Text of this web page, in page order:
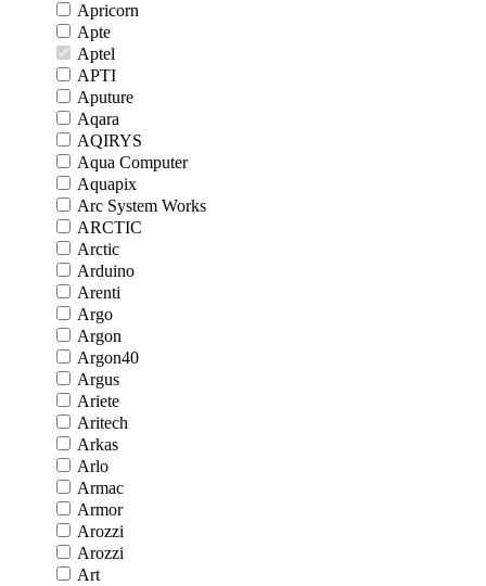
Apricorn
Apte
Aptel
APTI
Aputure
Aqara
AQIRYS
Aqua Computer
Aquapix
Arc System Works
ARCTIC
Arctic
Arduino
Arenti
Argo
Argon
Argon40
Argus
Ariete
Aritech
Arkas
Arlo
Armac
Armor
Arozzi
Arozzi
Art